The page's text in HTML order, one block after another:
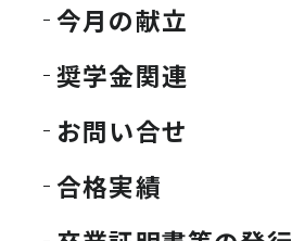
今月の献立
奨学金関連
お問い合せ
合格実績